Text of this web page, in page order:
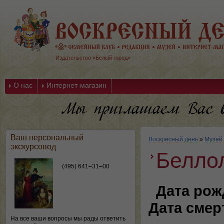
Издательство «Белый город»
О нас Интернет-магазин
Ваш персональный
экскурсовод
(495) 641–31–00
На все ваши вопросы мы рады ответить
Воскресный день » Музей
Дата
Дата